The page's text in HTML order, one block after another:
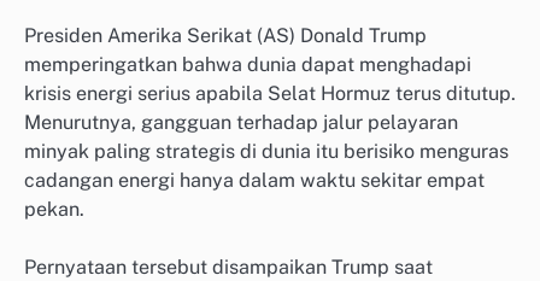
Presiden Amerika Serikat (AS) Donald Trump
memperingatkan bahwa dunia dapat menghadapi
krisis energi serius apabila Selat Hormuz terus ditutup.
Menurutnya, gangguan terhadap jalur pelayaran
minyak paling strategis di dunia itu berisiko menguras
cadangan energi hanya dalam waktu sekitar empat
pekan.
Pernyataan tersebut disampaikan Trump saat